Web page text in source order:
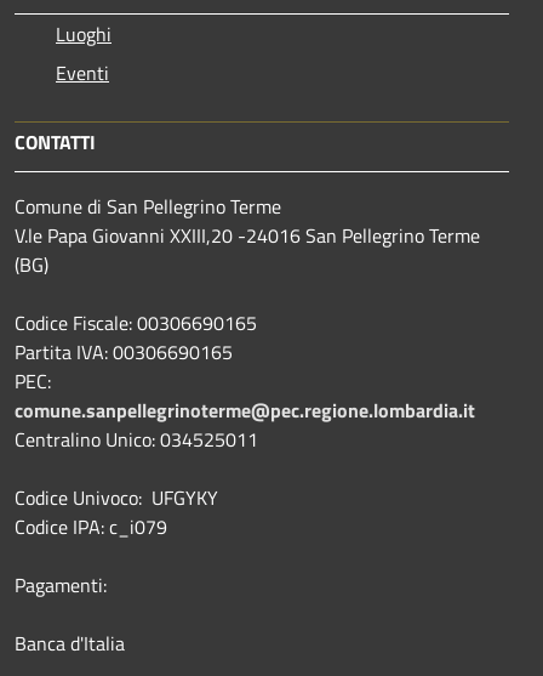
Luoghi
Eventi
CONTATTI
Comune di San Pellegrino Terme
V.le Papa Giovanni XXIII,20 -24016 San Pellegrino Terme
(BG)
Codice Fiscale: 00306690165
Partita IVA: 00306690165
PEC:
comune.sanpellegrinoterme@pec.regione.lombardia.it
Centralino Unico: 034525011
Codice Univoco: UFGYKY
Codice IPA: c_i079
Pagamenti:
Banca d'Italia